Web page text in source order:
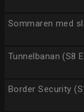
Sommaren med
Tunnelbanan (S8
Border Security